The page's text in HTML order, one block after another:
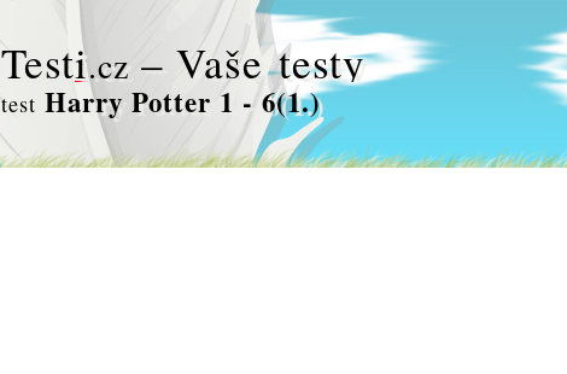
Testi.cz – Vaše testy
test Harry Potter 1 - 6(1.)